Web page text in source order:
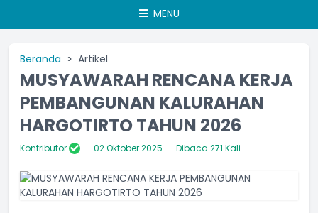
MENU
Beranda Artikel
MUSYAWARAH RENCANA KERJA
PEMBANGUNAN KALURAHAN
HARGOTIRTO TAHUN 2026
Kontributor 02 Oktober 2025 Dibaca 271 Kali